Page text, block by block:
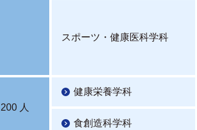
スポーツ・健康医科学科
200 人
健康栄養学科
食創造科学科